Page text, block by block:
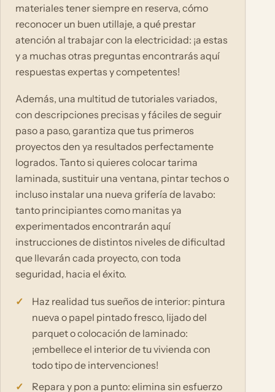
materiales tener siempre en reserva, cómo
reconocer un buen utillaje, a qué prestar
atención al trabajar con la electricidad: ¡a estas
y a muchas otras preguntas encontrarás aquí
respuestas expertas y competentes!
Además, una multitud de tutoriales variados,
con descripciones precisas y fáciles de seguir
paso a paso, garantiza que tus primeros
proyectos den ya resultados perfectamente
logrados. Tanto si quieres colocar tarima
laminada, sustituir una ventana, pintar techos o
incluso instalar una nueva grifería de lavabo:
tanto principiantes como manitas ya
experimentados encontrarán aquí
instrucciones de distintos niveles de dificultad
que llevarán cada proyecto, con toda
seguridad, hacia el éxito.
Haz realidad tus sueños de interior: pintura
nueva o papel pintado fresco, lijado del
parquet o colocación de laminado:
¡embellece el interior de tu vivienda con
todo tipo de intervenciones!
Repara y pon a punto: elimina sin esfuerzo